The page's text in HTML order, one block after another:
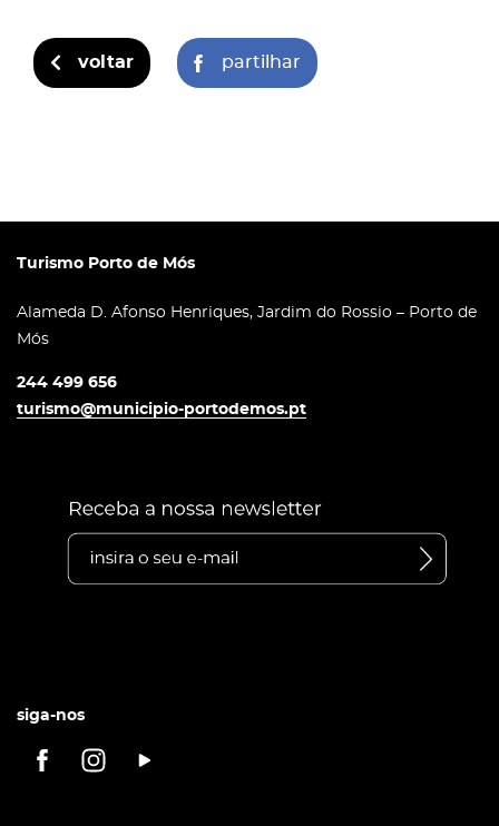
voltar partilhar
Turismo Porto de Mós
Alameda D. Afonso Henriques, Jardim do Rossio – Porto de
Mós
244 499 656
turismo@municipio-portodemos.pt
siga-nos